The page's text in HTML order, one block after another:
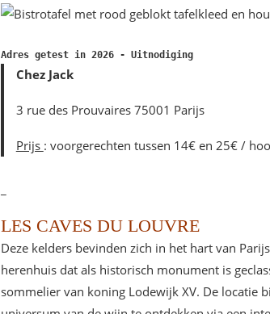
Adres getest in 2026 - Uitnodiging
Chez Jack
3 rue des Prouvaires 75001 Parijs
Prijs : voorgerechten tussen 14€ en 25€ /
LES CAVES DU LOUVRE
Deze kelders bevinden zich in het hart van
herenhuis dat als historisch monument is
sommelier van koning Lodewijk XV. De locatie